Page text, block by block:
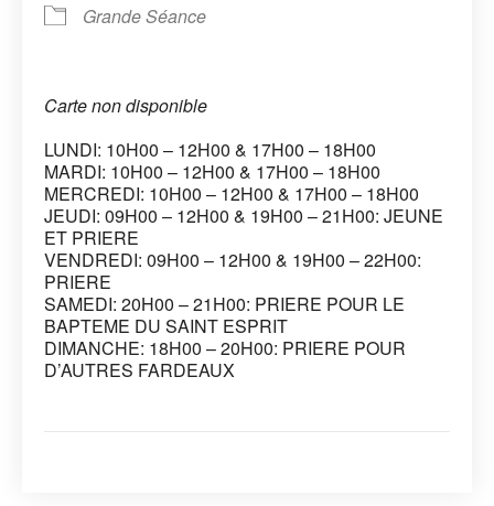
Grande Séance
Carte non disponible
LUNDI: 10H00 – 12H00 & 17H00 – 18H00
MARDI: 10H00 – 12H00 & 17H00 – 18H00
MERCREDI: 10H00 – 12H00 & 17H00 – 18H00
JEUDI: 09H00 – 12H00 & 19H00 – 21H00: JEUNE
ET PRIERE
VENDREDI: 09H00 – 12H00 & 19H00 – 22H00:
PRIERE
SAMEDI: 20H00 – 21H00: PRIERE POUR LE
BAPTEME DU SAINT ESPRIT
DIMANCHE: 18H00 – 20H00: PRIERE POUR
D’AUTRES FARDEAUX